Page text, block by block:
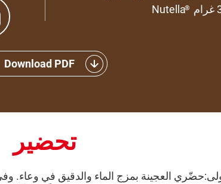
®
Nutella
Download PDF
تحضير
العجينة بمزج الماء والدقيق في وعاء.